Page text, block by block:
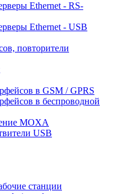
Ethernet - RS-
Ethernet - USB
повторители
в GSM / GPRS
в беспроводной
MOXA
USB
станции